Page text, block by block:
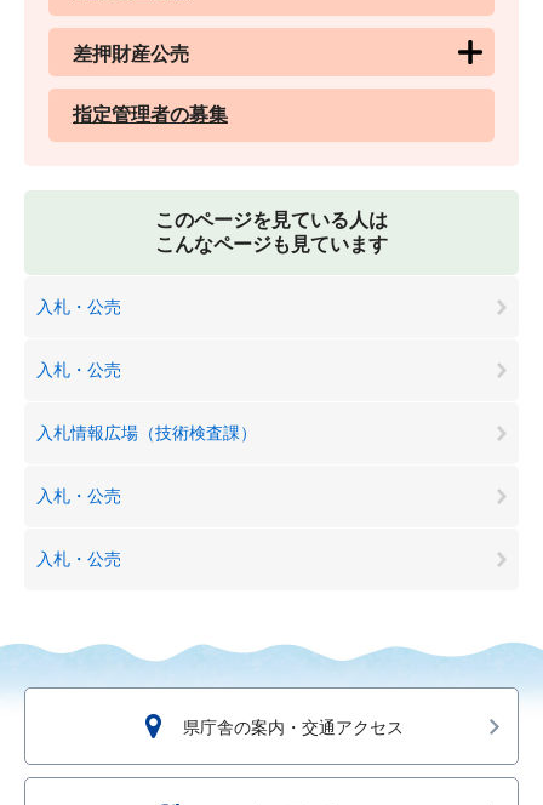
差押財産公売
指定管理者の募集
このページを見ている人は
こんなページも見ています
入札・公売
入札・公売
入札情報広場（技術検査課）
入札・公売
入札・公売
県庁舎の案内・交通アクセス